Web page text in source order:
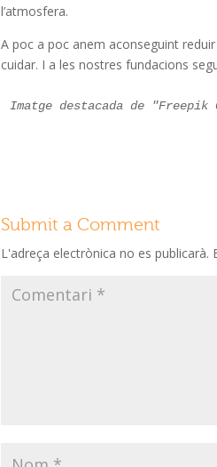
l’atmosfera.
A poc a poc anem aconseguint
cuidar. I a les nostres fundacions
Imatge destacada de "Freepik
Submit a Comment
L'adreça electrònica no es publicarà.